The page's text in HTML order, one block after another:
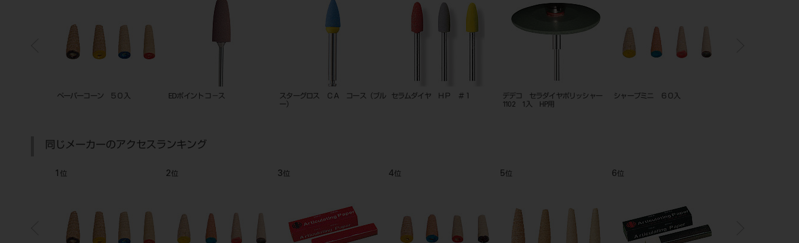
セラプロ レギュラー マンドレール HP♯303 グリップストリップ 3入 コ－ス
NTI セパレ-ティングディスク
NTI マンドレール FGアダプター 6入
同じメーカーのアクセスランキング
7 位 8 位 9位 10位 11位 12位